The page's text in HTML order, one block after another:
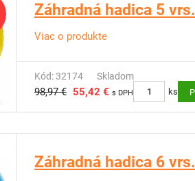
Záhradná hadica 5
Viac o produkte
Kód: 32174 Skladom
98,97 € 55,42 € s DPH ks
Záhradná hadica 6